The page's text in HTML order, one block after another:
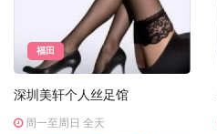
福田
深圳美轩个人丝足馆
周一至周日 全天